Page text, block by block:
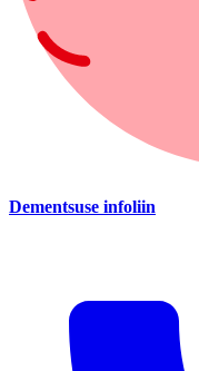
Dementsuse infoliin